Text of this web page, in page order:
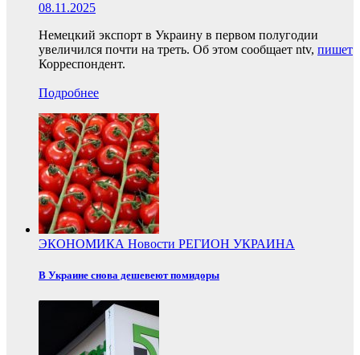
08.11.2025
Немецкий экспорт в Украину в первом полугодии
увеличился почти на треть. Об этом сообщает ntv, пишет
Корреспондент.
Подробнее
ЭКОНОМИКА Новости РЕГИОН УКРАИНА
В Украине снова дешевеют помидоры